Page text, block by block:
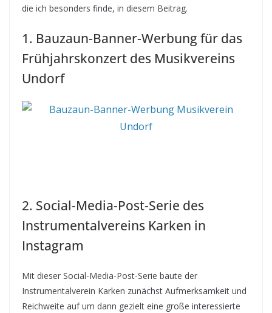
die ich besonders finde, in diesem Beitrag.
1. Bauzaun-Banner-Werbung für das
Frühjahrskonzert des Musikvereins
Undorf
2. Social-Media-Post-Serie des
Instrumentalvereins Karken in
Instagram
Mit dieser Social-Media-Post-Serie baute der
Instrumentalverein Karken zunächst Aufmerksamkeit und
Reichweite auf um dann gezielt eine große interessierte